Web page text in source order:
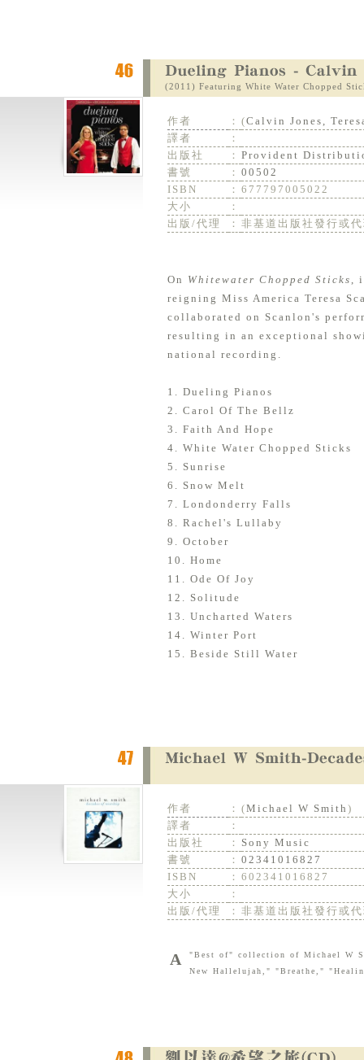
(2011) Featuring White Water Chopped
作者 ： (Calvin Jones,
譯者
：
出版社
： Provident
書號
： 00502
ISBN
： 677797005022
大小
：
出版/代理
： 非基道出版社發行或
On Whitewater Chopped Sticks ,
reigning Miss America Teresa
collaborated on Scanlon's
resulting in an exceptional
national recording.
1. Dueling Pianos
2. Carol Of The Bellz
3. Faith And Hope
4. White Water Chopped Sticks
5. Sunrise
6. Snow Melt
7. Londonderry Falls
8. Rachel's Lullaby
9. October
10. Home
11. Ode Of Joy
12. Solitude
13. Uncharted Waters
14. Winter Port
15. Beside Still Water
作者 ： (Michael W Smith )
譯者
：
出版社
： Sony Music
書號
： 02341016827
ISBN
： 602341016827
大小
：
出版/代理
： 非基道出版社發行或
A "Best of" collection of Michael W Smith songs. Includes classic like "Above All," "Agnus Dei," "Mighty to Save," "A
New Hallelujah," "Breathe,"